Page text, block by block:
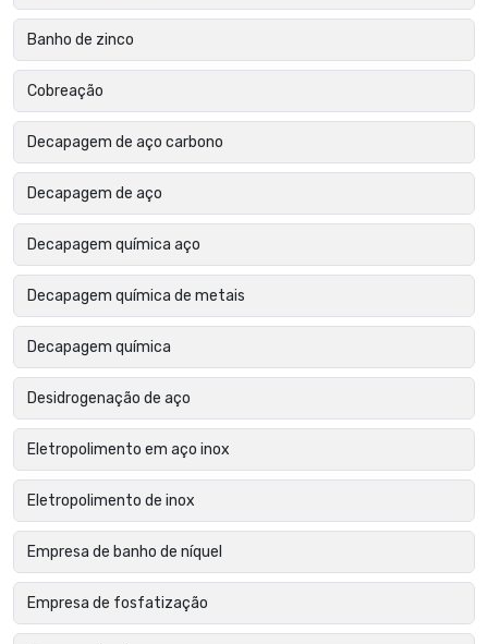
Banho de zinco
Cobreação
Decapagem de aço carbono
Decapagem de aço
Decapagem química aço
Decapagem química de metais
Decapagem química
Desidrogenação de aço
Eletropolimento em aço inox
Eletropolimento de inox
Empresa de banho de níquel
Empresa de fosfatização